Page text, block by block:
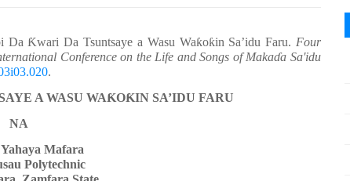
Da Ƙwari Da Tsuntsaye a Wasu Waƙoƙin Sa’idu Faru. Four
Conference on the Life and Songs of Makaɗa Sa'idu
.
A WASU WAƘOƘIN SA’IDU FARU
NA
Mafara
Polytechnic